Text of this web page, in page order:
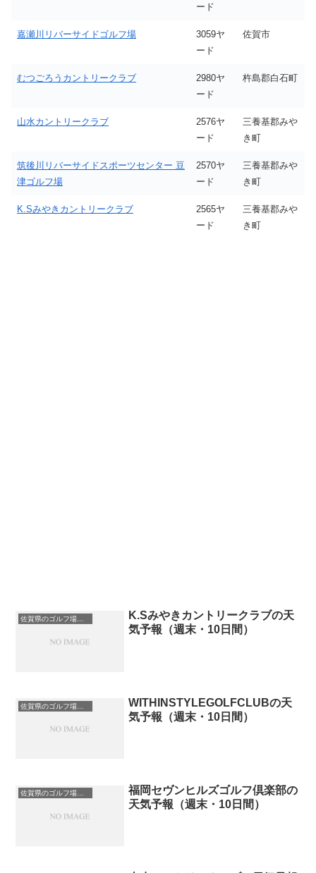
ード
嘉瀬川リバーサイドゴルフ場
3059ヤ
ード
佐賀市
むつごろうカントリークラブ
2980ヤ
ード
杵島郡白石町
山水カントリークラブ
2576ヤ
ード
三養基郡みや
き町
筑後川リバーサイドスポーツセンター 豆
津ゴルフ場
2570ヤ
ード
三養基郡みや
き町
K.Sみやきカントリークラブ
2565ヤ
ード
三養基郡みや
き町
佐賀県のゴルフ場一覧｜距離が長い・広いゴルフ場ランキング
K.Sみやきカントリークラブの天
気予報（週末・10日間）
佐賀県のゴルフ場一覧｜距離が長い・広いゴルフ場ランキング
WITHINSTYLEGOLFCLUBの天
気予報（週末・10日間）
佐賀県のゴルフ場一覧｜距離が長い・広いゴルフ場ランキング
福岡セヴンヒルズゴルフ倶楽部の
天気予報（週末・10日間）